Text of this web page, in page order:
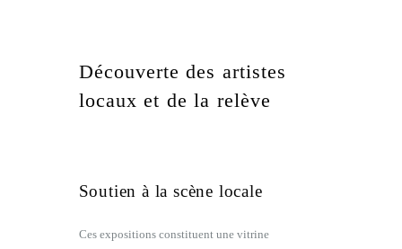
Découverte des artistes
locaux et de la relève
Soutien à la scène locale
Ces expositions constituent une vitrine